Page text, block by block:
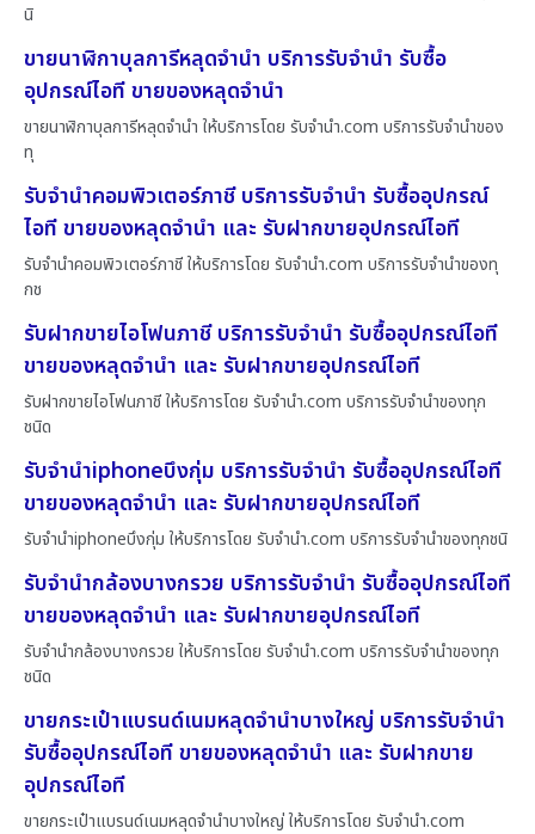
นิ
ขายนาฬิกาบุลการีหลุดจำนำ บริการรับจำนำ รับซื้อ
อุปกรณ์ไอที ขายของหลุดจำนำ
ขายนาฬิกาบุลการีหลุดจำนำ ให้บริการโดย รับจํานํา.com บริการรับจำนำของ
ทุ
รับจำนำคอมพิวเตอร์ภาชี บริการรับจำนำ รับซื้ออุปกรณ์
ไอที ขายของหลุดจำนำ และ รับฝากขายอุปกรณ์ไอที
รับจำนำคอมพิวเตอร์ภาชี ให้บริการโดย รับจํานํา.com บริการรับจำนำของทุ
กช
รับฝากขายไอโฟนภาชี บริการรับจำนำ รับซื้ออุปกรณ์ไอที
ขายของหลุดจำนำ และ รับฝากขายอุปกรณ์ไอที
รับฝากขายไอโฟนภาชี ให้บริการโดย รับจํานํา.com บริการรับจำนำของทุก
ชนิด
รับจำนำiphoneบึงกุ่ม บริการรับจำนำ รับซื้ออุปกรณ์ไอที
ขายของหลุดจำนำ และ รับฝากขายอุปกรณ์ไอที
รับจำนำiphoneบึงกุ่ม ให้บริการโดย รับจํานํา.com บริการรับจำนำของทุกชนิ
รับจำนำกล้องบางกรวย บริการรับจำนำ รับซื้ออุปกรณ์ไอที
ขายของหลุดจำนำ และ รับฝากขายอุปกรณ์ไอที
รับจำนำกล้องบางกรวย ให้บริการโดย รับจํานํา.com บริการรับจำนำของทุก
ชนิด
ขายกระเป๋าแบรนด์เนมหลุดจำนำบางใหญ่ บริการรับจำนำ
รับซื้ออุปกรณ์ไอที ขายของหลุดจำนำ และ รับฝากขาย
อุปกรณ์ไอที
ขายกระเป๋าแบรนด์เนมหลุดจำนำบางใหญ่ ให้บริการโดย รับจํานํา.com